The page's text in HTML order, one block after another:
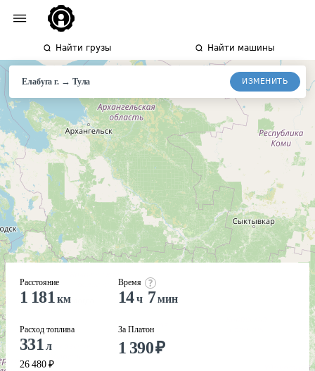
Найти грузы Найти машины
Елабуга г. → Тула ИЗМЕНИТЬ
Расстояние
1 181 км
Расход топлива
331 л
26 480 ₽
Время
14ч 7мин
За Платон
1 390₽